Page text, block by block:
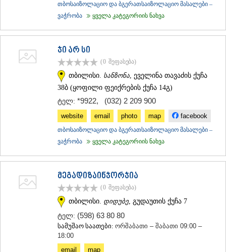
თბოსაიზოლაციო და ბგერათსაიზოლაციო მასალები –
ვაჭრობა
ყველა კატეგორიის ნახვა
ჯი არ სი
(0 შეფასება)
თბილისი. სანზონა , ეველინა თავაძის ქუჩა
38ბ (ყოფილი ფეიქრების ქუჩა 14გ)
ტელ: *9922, (032) 2 209 900
website email photo map facebook
თბოსაიზოლაციო და ბგერათსაიზოლაციო მასალები –
ვაჭრობა
ყველა კატეგორიის ნახვა
მეგადიზაინჯორჯია
(0 შეფასება)
თბილისი. დიდუბე , გუდაუთის ქუჩა 7
ტელ: (598) 63 80 80
სამუშაო საათები: ორშაბათი – შაბათი 09:00 –
18:00
email
map